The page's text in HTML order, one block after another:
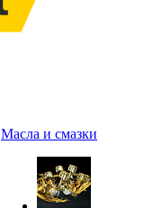
Масла и смазки